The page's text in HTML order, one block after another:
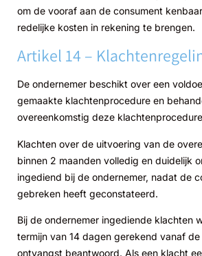
om de vooraf aan de consument
redelijke kosten in rekening te brengen.
Artikel 14 –
De ondernemer beschikt over een
gemaakte klachtenprocedure en
overeenkomstig deze
Klachten over de uitvoering van de
binnen 2 maanden volledig en duidelijk
ingediend bij de ondernemer, nadat de
gebreken heeft geconstateerd.
Bij de ondernemer ingediende klachten
termijn van 14 dagen gerekend vanaf
ontvangst beantwoord. Als een klacht